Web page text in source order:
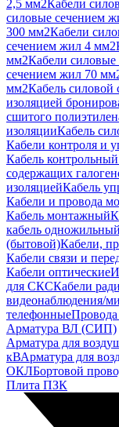
2,5 мм2Кабели
силовые сечением
300 мм2Кабели
сечением жил 4 мм2
мм2Кабели
сечением жил 70
мм2Кабель
изоляцией
сшитого
изоляцииКабель
Кабели контроля и
Кабель
содержащих
изоляциейКабель
Кабели и провода
Кабель монтажный
кабель одножильный
(бытовой)Кабели,
Кабели связи и
Кабели оптические
для СКСКабели
видеонаблюдения/
телефонныеПровода
Арматура ВЛ (СИП)
Арматура для
кВАрматура для
ОКЛБортовой
Плита ПЗК